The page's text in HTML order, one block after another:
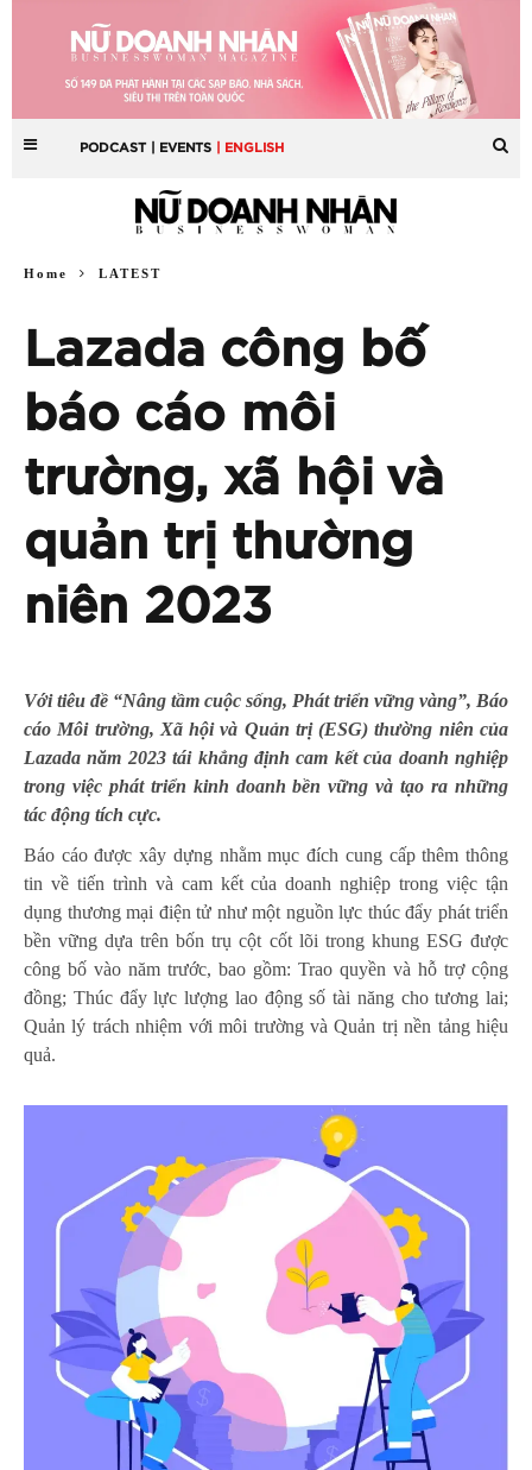
PODCAST | EVENTS | ENGLISH
Home LATEST
Lazada công bố
báo cáo môi
trường, xã hội và
quản trị thường
niên 2023
Với tiêu đề “Nâng tầm cuộc sống, Phát triển vững vàng”, Báo
cáo Môi trường, Xã hội và Quản trị (ESG) thường niên của
Lazada năm 2023 tái khẳng định cam kết của doanh nghiệp
trong việc phát triển kinh doanh bền vững và tạo ra những
tác động tích cực.
Báo cáo được xây dựng nhằm mục đích cung cấp thêm thông
tin về tiến trình và cam kết của doanh nghiệp trong việc tận
dụng thương mại điện tử như một nguồn lực thúc đẩy phát triển
bền vững dựa trên bốn trụ cột cốt lõi trong khung ESG được
công bố vào năm trước, bao gồm: Trao quyền và hỗ trợ cộng
đồng; Thúc đẩy lực lượng lao động số tài năng cho tương lai;
Quản lý trách nhiệm với môi trường và Quản trị nền tảng hiệu
quả.